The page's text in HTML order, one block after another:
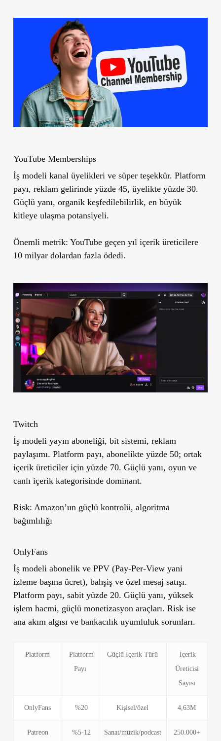
YouTube Memberships
İş modeli kanal üyelikleri ve süper teşekkür. Platform
payı, reklam gelirinde yüzde 45, üyelikte yüzde 30.
Güçlü yanı, organik keşfedilebilirlik, en büyük
kitleye ulaşma potansiyeli.
Önemli metrik: YouTube geçen yıl içerik üreticilere
10 milyar dolardan fazla ödedi.
Twitch
İş modeli yayın aboneliği, bit sistemi, reklam
paylaşımı. Platform payı, abonelikte yüzde 50; ortak
içerik üreticiler için yüzde 70. Güçlü yanı, oyun ve
canlı içerik kategorisinde dominant.
Risk: Amazon’un güçlü kontrolü, algoritma
bağımlılığı
OnlyFans
İş modeli abonelik ve PPV (Pay-Per-View yani
izleme başına ücret), bahşiş ve özel mesaj satışı.
Platform payı, sabit yüzde 20. Güçlü yanı, yüksek
işlem hacmi, güçlü monetizasyon araçları. Risk ise
ana akım algısı ve bankacılık uyumluluk sorunları.
Platform
Platform
Payı
Güçlü İçerik Türü
İçerik
Üreticisi
Sayısı
OnlyFans %20 Kişisel/özel 4,63M
Patreon %5-12 Sanat/müzik/podcast 250.000+